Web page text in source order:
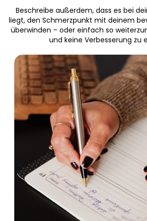
Beschreibe außerdem, dass es bei
liegt, den Schmerzpunkt mit deinem
überwinden – oder einfach so
und keine Verbesserung zu